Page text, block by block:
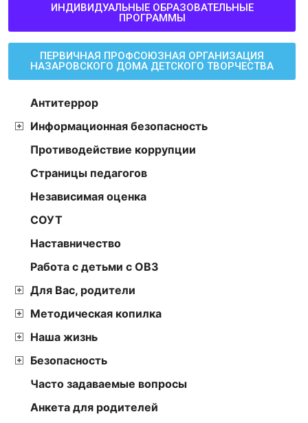
ИНДИВИДУАЛЬНЫЕ ОБРАЗОВАТЕЛЬНЫЕ
ПРОГРАММЫ
ПЕРВИЧНАЯ ПРОФСОЮЗНАЯ ОРГАНИЗАЦИЯ
НАЗАРОВСКОГО ДОМА ДЕТСКОГО ТВОРЧЕСТВА
Антитеррор
Информационная безопасность
Противодействие коррупции
Страницы педагогов
Независимая оценка
СОУТ
Наставничество
Работа с детьми с ОВЗ
Для Вас, родители
Методическая копилка
Наша жизнь
Безопасность
Часто задаваемые вопросы
Анкета для родителей